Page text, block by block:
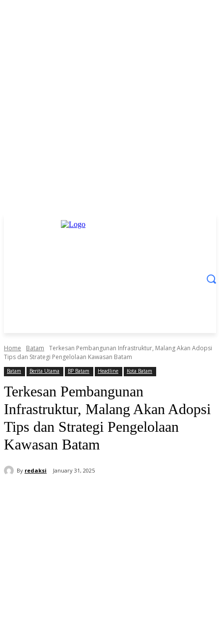
Home Batam
Terkesan Pembangunan Infrastruktur, Malang Akan Adopsi
Tips dan Strategi Pengelolaan Kawasan Batam
Batam Berita Utama BP Batam Headline Kota Batam
Terkesan Pembangunan
Infrastruktur, Malang Akan Adopsi
Tips dan Strategi Pengelolaan
Kawasan Batam
By redaksi January 31, 2025